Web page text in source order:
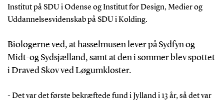
Institut på SDU i Odense og Institut for Design, Medier og
Uddannelsesvidenskab på SDU i Kolding.
Biologerne ved, at hasselmusen lever på Sydfyn og
Midt-og Sydsjælland, samt at den i sommer blev spottet
i Draved Skov ved Løgumkloster.
- Det var det første bekræftede fund i Jylland i 13 år, så det var